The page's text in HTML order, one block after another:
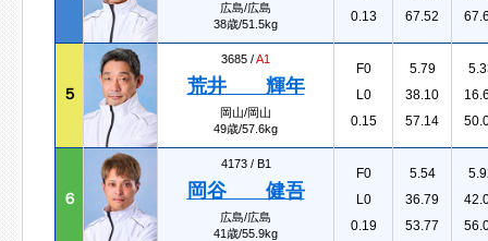
広島/広島
38歳/51.5kg
0.13
67.52
５
3685 /A1
荒井 輝年
岡山/岡山
49歳/57.6kg
F0
L0
0.15
5.79
38.10
57.14
６
4173 / B1
岡谷 健吾
広島/広島
41歳/55.9kg
F0
L0
0.19
5.54
36.79
53.77